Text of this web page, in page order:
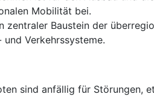
Mobilität bei.
Baustein der
Verkehrssysteme.
sind anfällig für Störungen,